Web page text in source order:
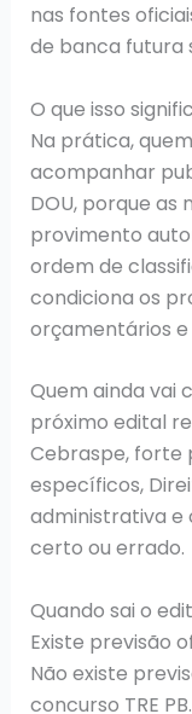
nas fontes
de banca futura
O que isso
Na prática,
acompanhar
DOU, porque as
provimento
ordem de
condiciona os
orçamentários e
Quem ainda vai
próximo edital
Cebraspe, forte
específicos,
administrativa e
certo ou errado.
Quando sai o
Existe previsão
Não existe
concurso TRE